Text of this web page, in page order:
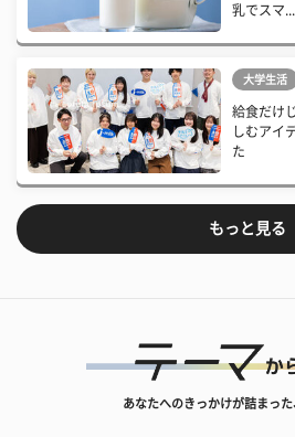
乳でスマ...
大学生活
給食だけ
しむアイ
た
もっと見る
あなたへのきっかけが詰まっ